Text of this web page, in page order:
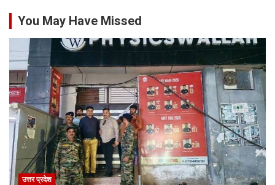
You May Have Missed
उत्तर प्रदेश